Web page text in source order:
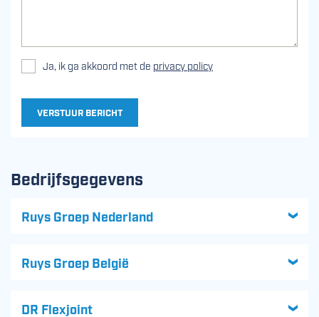
Ja, ik ga akkoord met de privacy policy
VERSTUUR BERICHT
Bedrijfsgegevens
Ruys Groep Nederland
Ruys Groep België
DR Flexjoint